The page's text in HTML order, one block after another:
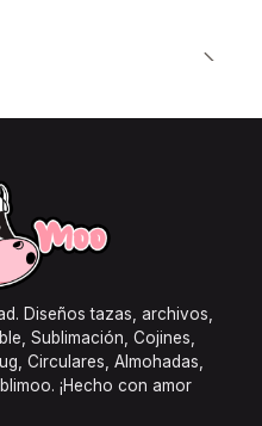
Diseños tazas, archivos,
Sublimación, Cojines,
Circulares, Almohadas,
¡Hecho con amor